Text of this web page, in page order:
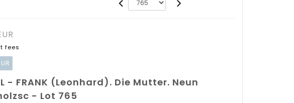
fees
- FRANK (Leonhard). Die Mutter. Neun
- Lot 765